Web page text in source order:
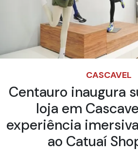
CASCAVEL
Centauro inaugura
loja em
experiência
ao Catuaí